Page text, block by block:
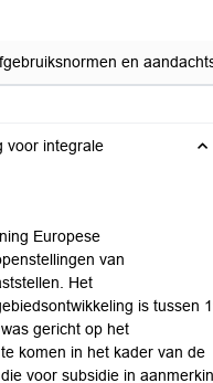
en
voor integrale
Europese
van
Het
is tussen
gericht op het
komen in het kader van de
voor subsidie in